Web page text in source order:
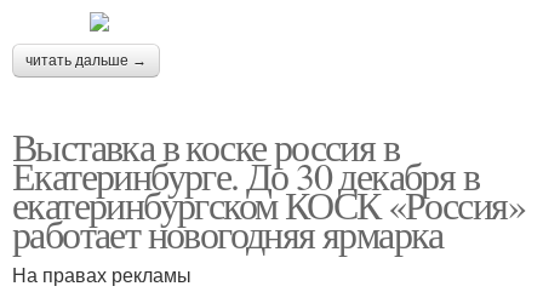
читать дальше →
Выставка в коске россия в
Екатеринбурге. До 30 декабря в
екатеринбургском КОСК «Россия»
работает новогодняя ярмарка
На правах рекламы